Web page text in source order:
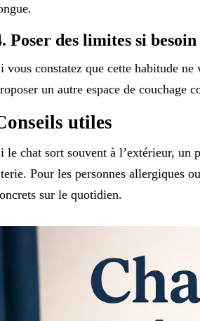
Poser des limites si besoin
vous constatez que cette habitude
un autre espace de couchage
utiles
le chat sort souvent à l’extérieur, un
Pour les personnes allergiques
sur le quotidien.